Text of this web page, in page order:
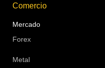
Comercio
Mercado
Forex
Metal